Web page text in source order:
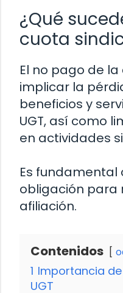
¿Qué
cuota
El no pago de
implicar la
beneficios y
UGT, así como
en actividades
Es fundamental
obligación para
afiliación.
Contenidos
1 Importancia
UGT